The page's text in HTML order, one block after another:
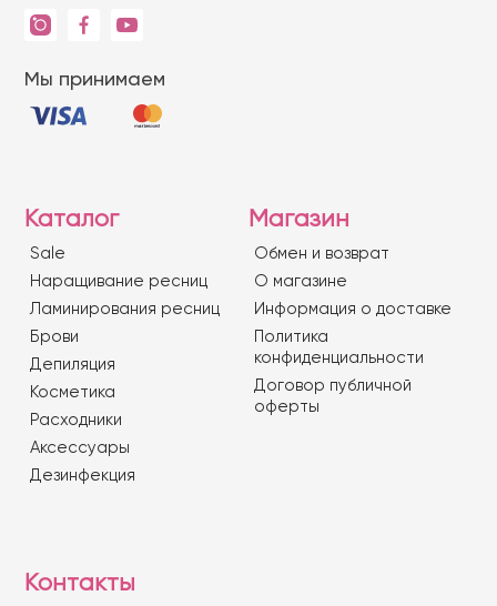
Мы принимаем
Каталог
Sale
Наращивание ресниц
Ламинирования ресниц
Брови
Депиляция
Косметика
Расходники
Аксессуары
Дезинфекция
Магазин
Обмен и возврат
О магазине
Информация о доставке
Политика
конфиденциальности
Договор публичной
оферты
Контакты